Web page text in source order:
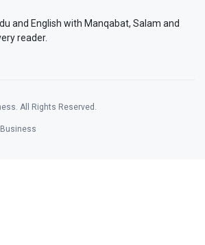
and English with Manqabat, Salam and
reader.
All Rights Reserved.